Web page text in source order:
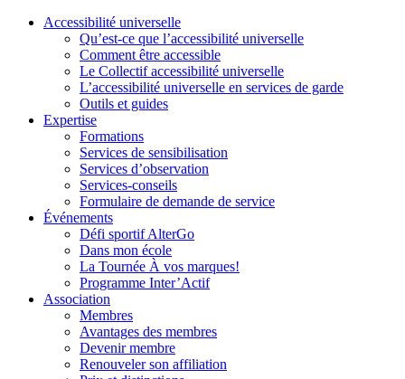
Accessibilité universelle
Qu’est-ce que l’accessibilité universelle
Comment être accessible
Le Collectif accessibilité universelle
L’accessibilité universelle en services de garde
Outils et guides
Expertise
Formations
Services de sensibilisation
Services d’observation
Services-conseils
Formulaire de demande de service
Événements
Défi sportif AlterGo
Dans mon école
La Tournée À vos marques!
Programme Inter’Actif
Association
Membres
Avantages des membres
Devenir membre
Renouveler son affiliation